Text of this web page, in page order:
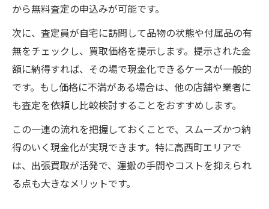
から無料査定の申込みが可能です。
次に、査定員が自宅に訪問して品物の状態や付属品の有
無をチェックし、買取価格を提示します。提示された金
額に納得すれば、その場で現金化できるケースが一般的
です。もし価格に不満がある場合は、他の店舗や業者に
も査定を依頼し比較検討することをおすすめします。
この一連の流れを把握しておくことで、スムーズかつ納
得のいく現金化が実現できます。特に高西町エリアで
は、出張買取が活発で、運搬の手間やコストを抑えられ
る点も大きなメリットです。